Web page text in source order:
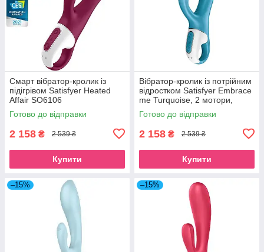
Смарт вібратор-кролик із
підігрівом Satisfyer Heated
Affair SO6106
Готово до відправки
2 158 ₴ 2 539 ₴
Купити
Вібратор-кролик із потрійним
відростком Satisfyer Embrace
me Turquoise, 2 мотори,
діаметр 3,6 см SO6284
Готово до відправки
2 158 ₴ 2 539 ₴
Купити
–15% –15%